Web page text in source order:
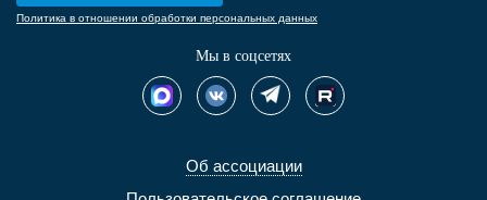
Об ассоциации
Политика в отношении обработки персональных данных
Мы в соцсетях